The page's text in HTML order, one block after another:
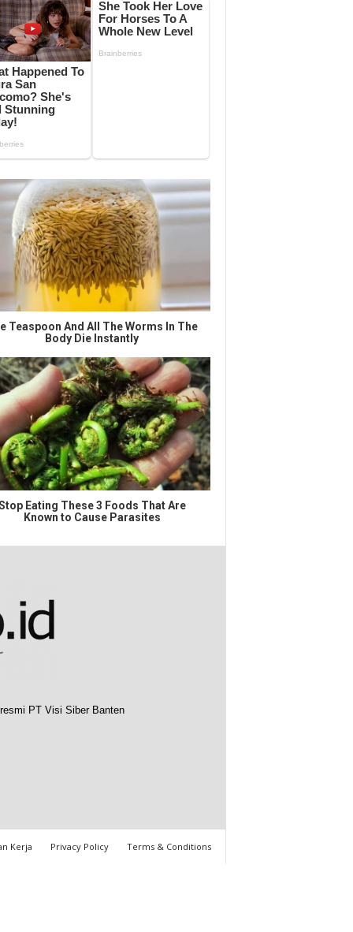
Teaspoon And All The Worms In The
Body Die Instantly
Eating These 3 Foods That Are
Known to Cause Parasites
PT Visi Siber Banten
Kerja Privacy Policy Terms & Conditions